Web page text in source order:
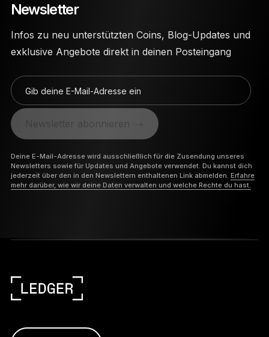
Newsletter
Infos zu neu unterstützten Coins, Blog-Updates und
exklusive Angebote direkt in deinen Posteingang
Gib deine E-Mail-Adresse ein
Newsletter abonnieren
Deine E-Mail-Adresse wird ausschließlich für die Zusendung unseres
Newsletters sowie für Updates und Angebote verwendet. Du kannst dich
jederzeit über den in den Newslettern enthaltenen Link abmelden. Erfahre
mehr darüber, wie wir deine Daten verwalten und welche Rechte du hast.